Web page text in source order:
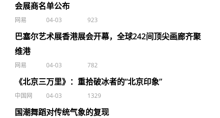
会展商名单公布
网易 04-03 923
巴塞尔艺术展香港展会开幕，全球242间顶尖画廊齐聚
维港
网易 04-03 782
《北京三万里》：重拾破冰者的“北京印象”
中国网 04-03 1329
国潮舞蹈对传统气象的复现